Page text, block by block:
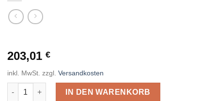
203,01 €
inkl. MwSt. zzgl. Versandkosten
FAMAG Kunstbohrer HM-bestückt lange Ausführung D=55mm
IN DEN WARENKORB